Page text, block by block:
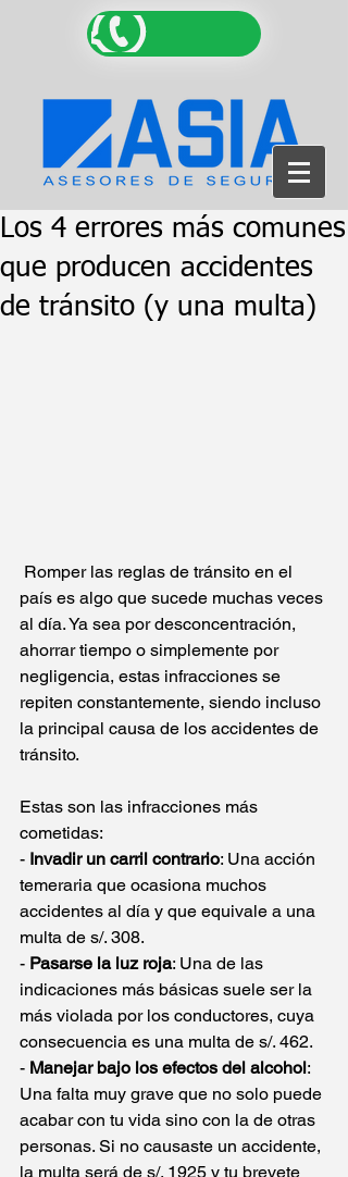
Los 4 errores más comunes
que producen accidentes
de tránsito (y una multa)
país es algo que sucede muchas veces
al día. Ya sea por desconcentración,
ahorrar tiempo o simplemente por
negligencia, estas infracciones se
repiten constantemente, siendo incluso
la principal causa de los accidentes de
tránsito.
Estas son las infracciones más
cometidas:
- Invadir un carril contrario: Una acción
temeraria que ocasiona muchos
accidentes al día y que equivale a una
multa de s/. 308.
- Pasarse la luz roja: Una de las
indicaciones más básicas suele ser la
más violada por los conductores, cuya
consecuencia es una multa de s/. 462.
- Manejar bajo los efectos del alcohol:
Una falta muy grave que no solo puede
acabar con tu vida sino con la de otras
personas. Si no causaste un accidente,
la multa será de s/. 1925 y tu brevete